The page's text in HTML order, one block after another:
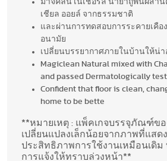
มาจิคลีน เนเชอรัล น้ำยาถูพื้นผสาน
เชียล ออยล์ จากธรรมชาติ
และผ่านการทดสอบการระคายเคือ
อนามัย
เปลี่ยนบรรยากาศภายในบ้านให้น่า
Magiclean Natural mixed with
and passed Dermatologically
Confident that floor is clean,
home to be bette
**หมายเหตุ : แพ็คเกจบรรจุภัณฑ์ข
เปลี่ยนแปลงเล็กน้อยจากภาพที่แสด
ประสิทธิภาพการใช้งานเหมือนเดิ
การแจ้งให้ทราบล่วงหน้า**